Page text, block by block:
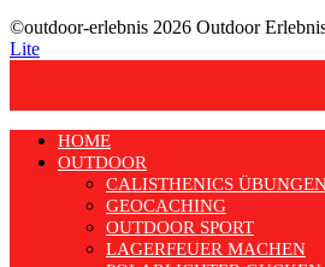
©outdoor-erlebnis 2026 Outdoor
Lite
HOME
OUTDOOR
CALISTHENICS
GEOCACHING
OUTDOOR SPORT
LAGERFEUER MACHEN